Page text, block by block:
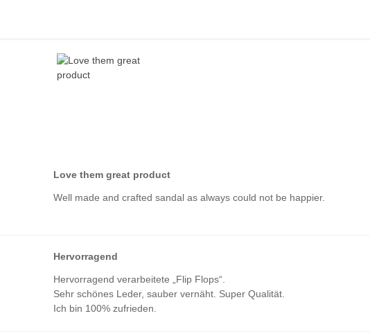
Love them great product
Well made and crafted sandal as always could not be happier.
Hervorragend
Hervorragend verarbeitete „Flip Flops“.
Sehr schönes Leder, sauber vernäht. Super Qualität.
Ich bin 100% zufrieden.